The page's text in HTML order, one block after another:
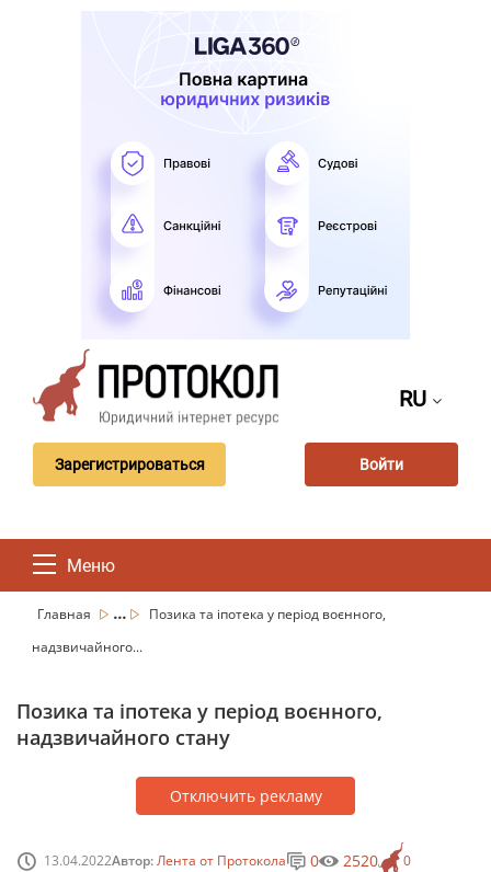
RU
Зарегистрироваться Войти
Меню
Главная ...
Позика та іпотека у період воєнного,
надзвичайного...
Позика та іпотека у період воєнного,
надзвичайного стану
Отключить рекламу
13.04.2022Автор:Лента от Протокола 0
0 2520